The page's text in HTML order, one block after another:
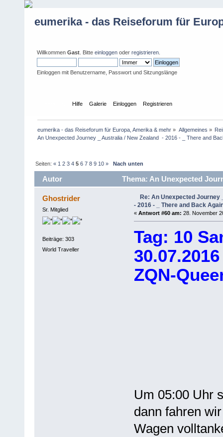
eumerika - das Reiseforum für
Willkommen Gast . Bitte einloggen oder registrieren
Einloggen mit Benutzername, Passwort und Sitzungslänge
Hilfe Galerie Einloggen Registrieren
eumerika - das Reiseforum für Europa, Amerika & mehr » Allgemeines »
An Unexpected Journey _ Australia / New Zealand  - 2016 - _ There and
Seiten:« 1 2 3 4 5 6 7 8 9 10 » Nach unten
Autor
Thema: An Unexpected
(Gelesen 157192 mal)
Ghostrider
Sr. Mitglied
Beiträge: 303
World Traveller
Re: An Unexpected Journey
- 2016 - _ There and Back
« Antwort #60 am: 28. November
Tag: 10
ZQN-
Um 05:00 Uhr
dann fahren
Wagen